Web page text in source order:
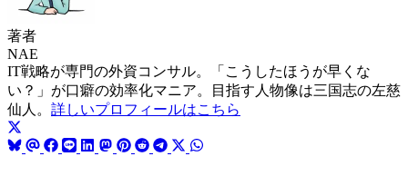
著者
NAE
IT戦略が専門の外資コンサル。「こうしたほうが早くな
い？」が口癖の効率化マニア。目指す人物像は三国志の左慈
仙人。 詳しいプロフィールはこちら